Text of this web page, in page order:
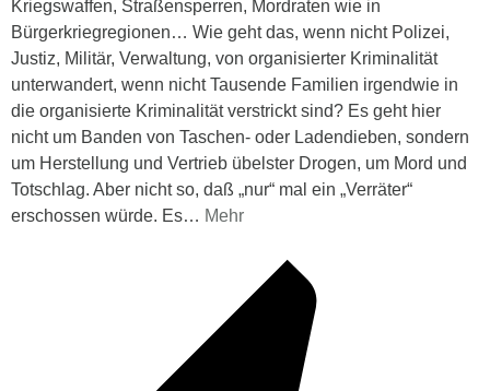
Kriegswaffen, Straßensperren, Mordraten wie in
Bürgerkriegregionen… Wie geht das, wenn nicht Polizei,
Justiz, Militär, Verwaltung, von organisierter Kriminalität
unterwandert, wenn nicht Tausende Familien irgendwie in
die organisierte Kriminalität verstrickt sind? Es geht hier
nicht um Banden von Taschen- oder Ladendieben, sondern
um Herstellung und Vertrieb übelster Drogen, um Mord und
Totschlag. Aber nicht so, daß „nur“ mal ein „Verräter“
erschossen würde. Es… Mehr